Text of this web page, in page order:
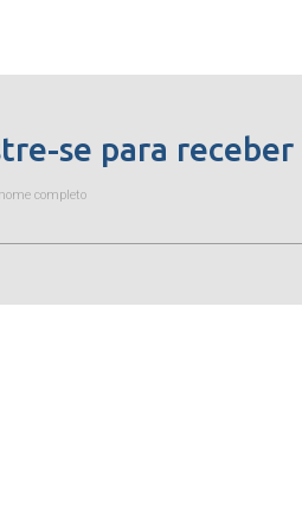
se para
completo